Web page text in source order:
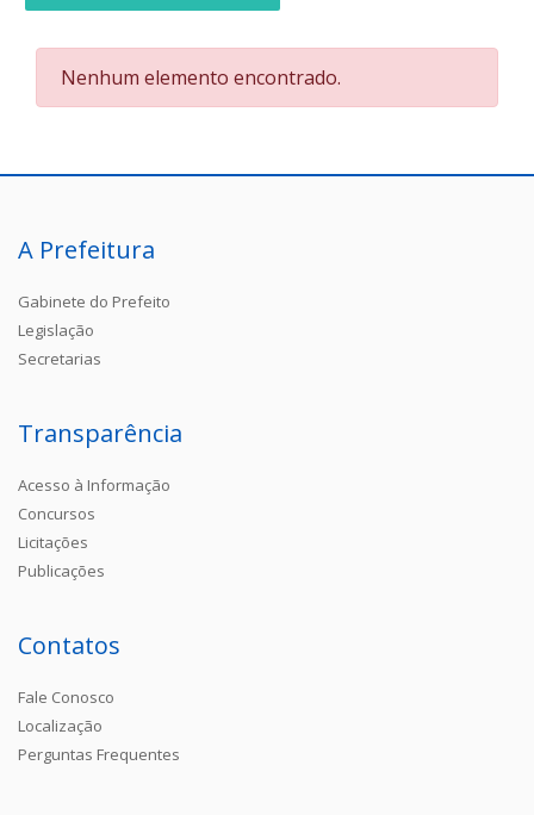
Nenhum elemento encontrado.
A Prefeitura
Gabinete do Prefeito
Legislação
Secretarias
Transparência
Acesso à Informação
Concursos
Licitações
Publicações
Contatos
Fale Conosco
Localização
Perguntas Frequentes